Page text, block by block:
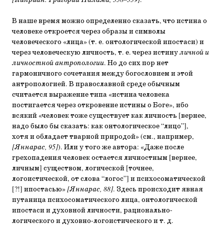
В наше время можно определенно сказать, что истина о
человеке откроется через образы и символы
человеческого «лица» (т. е. онтологической ипостаси) и
через человеческую личность, т. е. через истинуличной и
личностной антропологии. Но до сих пор нет
гармоничного сочетания между богословием и этой
антропологией. В православной среде обычным
считается выражение типа «истина человека
постигается через откровение истины о Боге», ибо
всякий «человек тоже существует как личность [вернее,
надо было бы сказать: как онтологическое “лицо”],
хотя и обладает тварной природой» (см., например,
[Яннарас, 95]). Или у того же автора: «Даже после
грехопадения человек остается личностным [вернее,
личным] существом, логической [точнее,
логоистической, от слова “логос”] и психосоматической
[?!] ипостасью» [Яннарас, 88]. Здесь происходит явная
путаница психосоматического лица, онтологической
ипостаси и духовной личности, рационально-
логического и духовно-логоистического и т. д.